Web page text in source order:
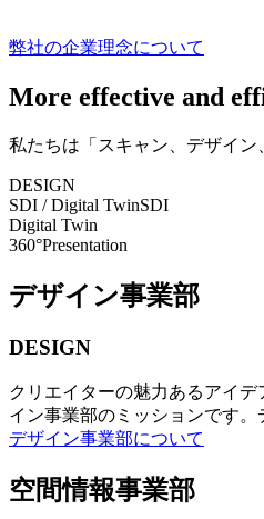
弊社の企業理念について
More effective and
私たちは「スキャン、デザイン
DESIGN
SDI / Digital TwinSDI
Digital Twin
360°Presentation
デザイン事業部
DESIGN
クリエイターの魅力あるアイ
イン事業部のミッションです
デザイン事業部について
空間情報事業部